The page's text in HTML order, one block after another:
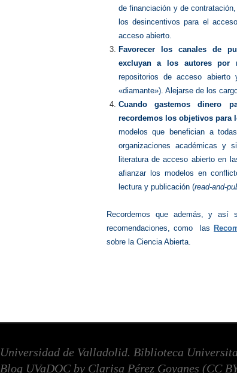
de financiación y de
los desincentivos para el
acceso abierto.
Favorecer los canales de
excluyan a los autores por
repositorios de acceso
«diamante»). Alejarse de los
Cuando gastemos dinero
recordemos los objetivos para
modelos que benefician a
organizaciones académicas y
literatura de acceso abierto en
afianzar los modelos en
lectura y publicación (read-and-
Recordemos que además, y así
recomendaciones, como las
sobre la Ciencia Abierta.
Universidad de Valladolid. Biblioteca
Blog UVaDOC by Clarisa Pérez Goyanes (CC